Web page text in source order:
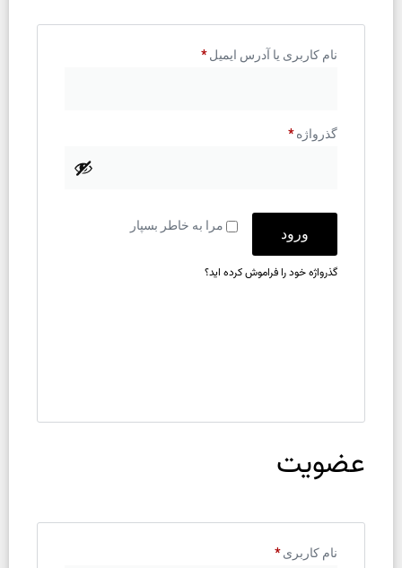
نام کاربری یا آدرس ایمیل*
گذرواژه*
مرا به خاطر بسپار ورود
گذرواژه خود را فراموش کرده اید؟
عضویت
نام کاربری*